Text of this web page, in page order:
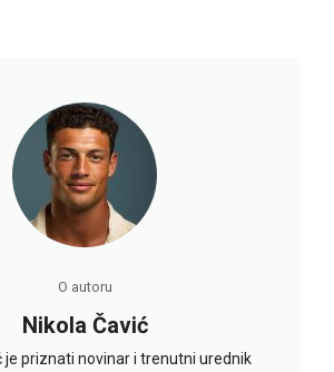
O autoru
Nikola Čavić
je priznati novinar i trenutni urednik